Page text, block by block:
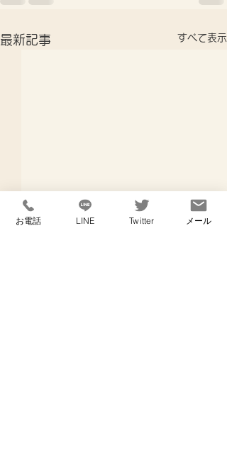
最新記事 すべて表示
お電話 LINE Twitter メール